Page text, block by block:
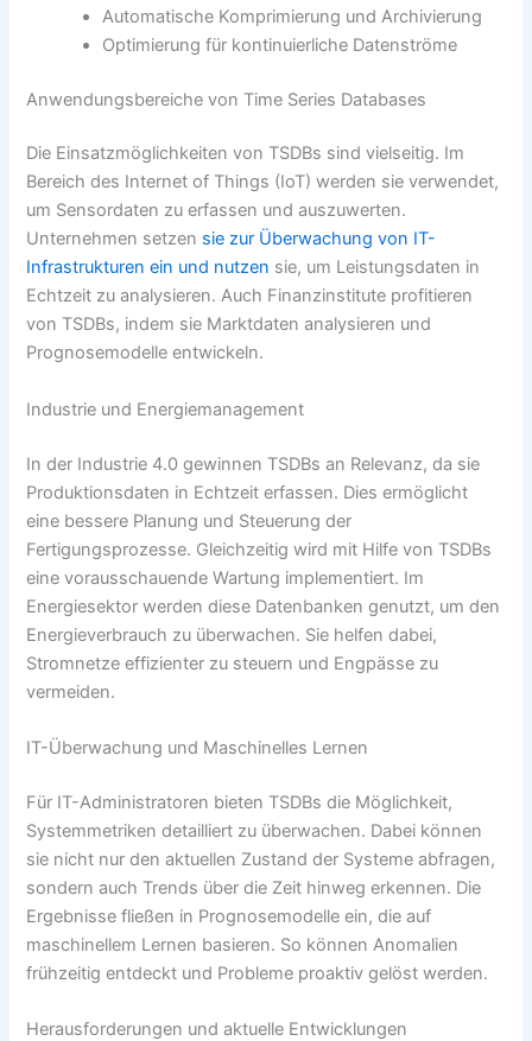
Automatische Komprimierung und Archivierung
Optimierung für kontinuierliche Datenströme
Anwendungsbereiche von Time Series Databases
Die Einsatzmöglichkeiten von TSDBs sind vielseitig. Im
Bereich des Internet of Things (IoT) werden sie verwendet,
um Sensordaten zu erfassen und auszuwerten.
Unternehmen setzen sie zur Überwachung von IT-
Infrastrukturen ein und nutzen sie, um Leistungsdaten in
Echtzeit zu analysieren. Auch Finanzinstitute profitieren
von TSDBs, indem sie Marktdaten analysieren und
Prognosemodelle entwickeln.
Industrie und Energiemanagement
In der Industrie 4.0 gewinnen TSDBs an Relevanz, da sie
Produktionsdaten in Echtzeit erfassen. Dies ermöglicht
eine bessere Planung und Steuerung der
Fertigungsprozesse. Gleichzeitig wird mit Hilfe von TSDBs
eine vorausschauende Wartung implementiert. Im
Energiesektor werden diese Datenbanken genutzt, um den
Energieverbrauch zu überwachen. Sie helfen dabei,
Stromnetze effizienter zu steuern und Engpässe zu
vermeiden.
IT-Überwachung und Maschinelles Lernen
Für IT-Administratoren bieten TSDBs die Möglichkeit,
Systemmetriken detailliert zu überwachen. Dabei können
sie nicht nur den aktuellen Zustand der Systeme abfragen,
sondern auch Trends über die Zeit hinweg erkennen. Die
Ergebnisse fließen in Prognosemodelle ein, die auf
maschinellem Lernen basieren. So können Anomalien
frühzeitig entdeckt und Probleme proaktiv gelöst werden.
Herausforderungen und aktuelle Entwicklungen